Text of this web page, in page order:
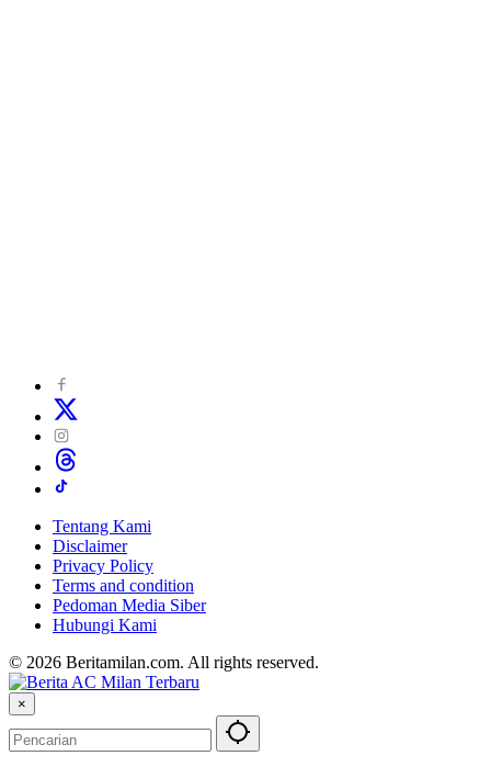
Tentang Kami
Disclaimer
Privacy Policy
Terms and condition
Pedoman Media Siber
Hubungi Kami
© 2026 Beritamilan.com. All rights reserved.
×